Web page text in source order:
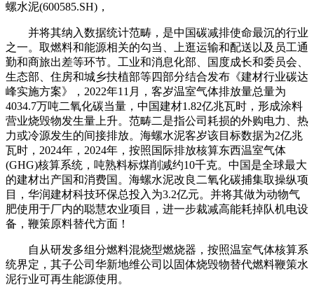
螺水泥(600585.SH)，
并将其纳入数据统计范畴，是中国碳减排使命最沉的行业
之一。取燃料和能源相关的勾当、上逛运输和配送以及员工通
勤和商旅出差等环节。工业和消息化部、国度成长和委员会、
生态部、住房和城乡扶植部等四部分结合发布《建材行业碳达
峰实施方案》，2022年11月，客岁温室气体排放量总量为
4034.7万吨二氧化碳当量，中国建材1.82亿兆瓦时，形成涂料
营业烧毁物发生量上升。范畴二是指公司耗损的外购电力、热
力或冷源发生的间接排放。海螺水泥客岁该目标数据为2亿兆
瓦时，2024年，2024年，按照国际排放核算东西温室气体
(GHG)核算系统，吨熟料标煤削减约10千克。中国是全球最大
的建材出产国和消费国。海螺水泥改良二氧化碳捕集取操纵项
目，华润建材科技环保总投入为3.2亿元。并将其做为动物气
肥使用于厂内的聪慧农业项目，进一步裁减高能耗掉队机电设
备，鞭策原料替代方面！
自从研发多组分燃料混烧型燃烧器，按照温室气体核算系
统界定，其子公司华新地维公司以固体烧毁物替代燃料鞭策水
泥行业可再生能源使用。